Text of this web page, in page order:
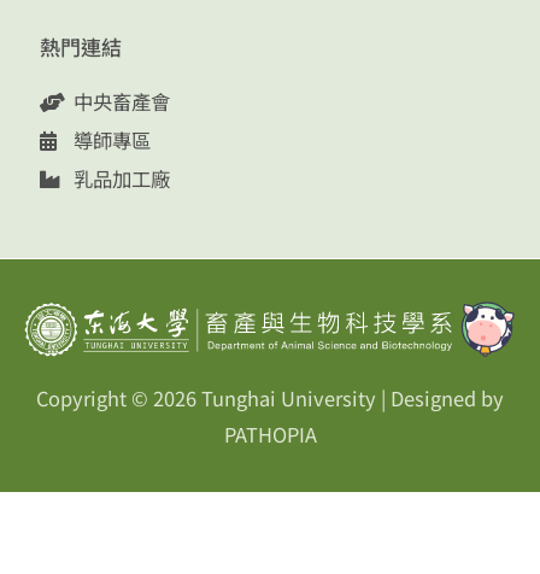
熱門連結
中央畜產會
導師專區
乳品加工廠
Copyright © 2026Tunghai University | Designed by
PATHOPIA